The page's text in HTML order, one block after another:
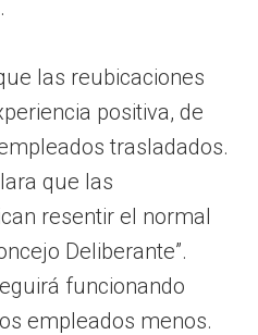
las reubicaciones
positiva, de
trasladados.
que las
resentir el normal
Deliberante”.
funcionando
empleados menos.